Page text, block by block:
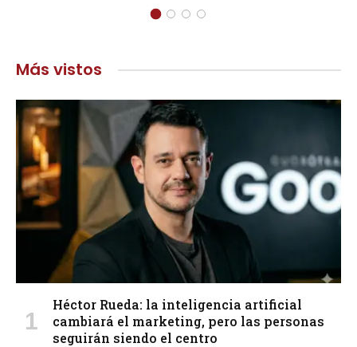
Más vistos
Héctor Rueda: la inteligencia artificial
cambiará el marketing, pero las personas
seguirán siendo el centro